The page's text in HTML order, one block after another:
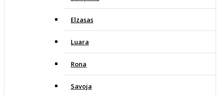
Elzasas
Luara
Rona
Savoja